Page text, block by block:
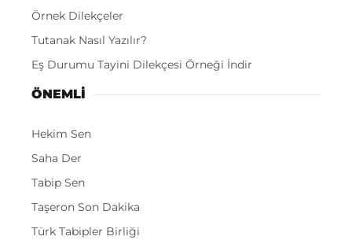
Örnek Dilekçeler
Tutanak Nasıl Yazılır?
Eş Durumu Tayini Dilekçesi Örneği İndir
ÖNEMLI
Hekim Sen
Saha Der
Tabip Sen
Taşeron Son Dakika
Türk Tabipler Birliği